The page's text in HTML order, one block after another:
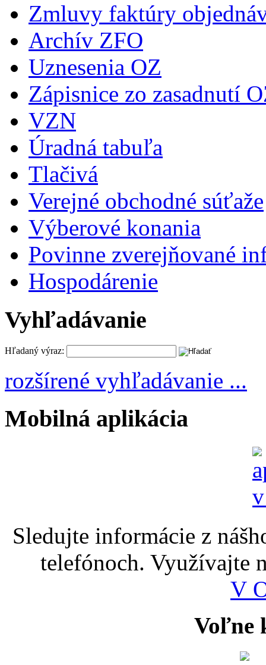
Zmluvy faktúry
Archív ZFO
Uznesenia OZ
Zápisnice zo zasadnutí
VZN
Úradná tabuľa
Tlačivá
Verejné obchodné súťaže
Výberové konania
Povinne zverejňované
Hospodárenie
Vyhľadávanie
Hľadaný výraz:
rozšírené vyhľadávanie ...
Mobilná aplikácia
Sledujte informácie z
telefónoch. Využívajte
V
Voľne